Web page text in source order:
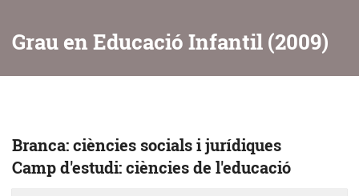
Grau en Educació Infantil (2009)
Branca: ciències socials i jurídiques
Camp d'estudi: ciències de l'educació